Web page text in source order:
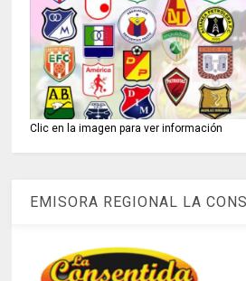
Clic en la imagen para ver información
EMISORA REGIONAL LA